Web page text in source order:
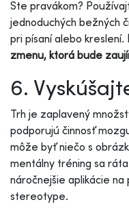
Ste pravákom?
jednoduchých bežných
pri písaní alebo kreslení.
zmenu, ktorá bude
6.
Trh je zaplavený
podporujú činnosť
môže byť niečo s
mentálny tréning sa
náročnejšie aplikácie
stereotype.